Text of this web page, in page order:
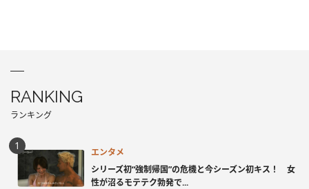
RANKING
ランキング
エンタメ
シリーズ初“強制帰国”の危機と今シーズン初キス！ 女
性が沼るモテテク勃発で...